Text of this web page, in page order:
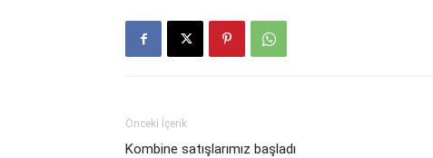
Önceki İçerik
Kombine satışlarımız başladı